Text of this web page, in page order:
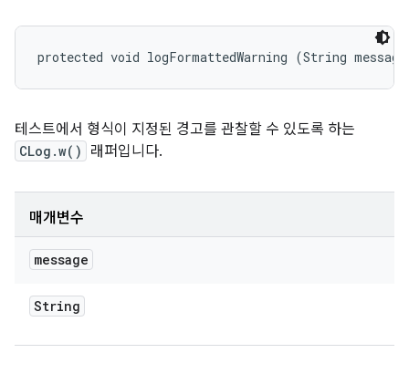
protected void logFormattedWarning (String
테스트에서 형식이 지정된 경고를 관찰할 수 있도록 하는
CLog.w() 래퍼입니다.
매개변수
message
String